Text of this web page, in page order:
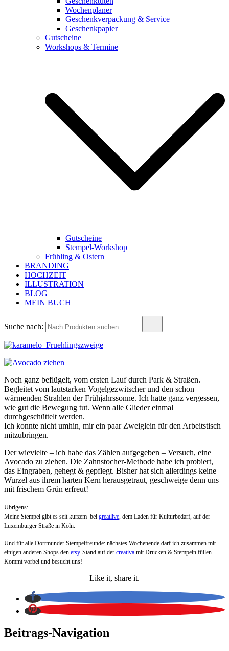
Wochenplaner
Geschenkverpackung & Service
Geschenkpapier
Gutscheine
Workshops & Termine
Gutscheine
Stempel-Workshop
Frühling & Ostern
BRANDING
HOCHZEIT
ILLUSTRATION
BLOG
MEIN BUCH
Suche nach:
Noch ganz beflügelt, vom ersten Lauf durch Park & Straßen.
Begleitet vom lautstarken Vogelgezwitscher und den schon
wärmenden Strahlen der Frühjahrssonne. Ich hatte ganz vergessen,
wie gut die Bewegung tut. Wenn alle Glieder einmal
durchgeschüttelt werden.
Ich konnte nicht umhin, mir ein paar Zweiglein für den Arbeitstisch
mitzubringen.
Der wievielte – ich habe das Zählen aufgegeben – Versuch, eine
Avocado zu ziehen. Die Zahnstocher-Methode habe ich probiert,
das Eingraben, gehegt & gepflegt. Bisher hat sich allerdings keine
Wurzel aus ihrem harten Kern herausgetraut, geschweige denn uns
mit frischem Grün erfreut!
Übrigens:
Meine Stempel gibt es seit kurzem bei greatlive, dem Laden für Kulturbedarf, auf der
Luxemburger Straße in Köln.
Und für alle Dortmunder Stempelfreunde: nächstes Wochenende darf ich zusammen mit
einigen anderen Shops den etsy-Stand auf der creativa mit Drucken & Stempeln füllen.
Kommt vorbei und besucht uns!
Like it, share it.
Beitrags-Navigation